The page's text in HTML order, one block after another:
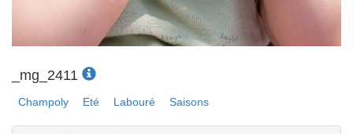
_mg_2411
Champoly Eté Labouré Saisons